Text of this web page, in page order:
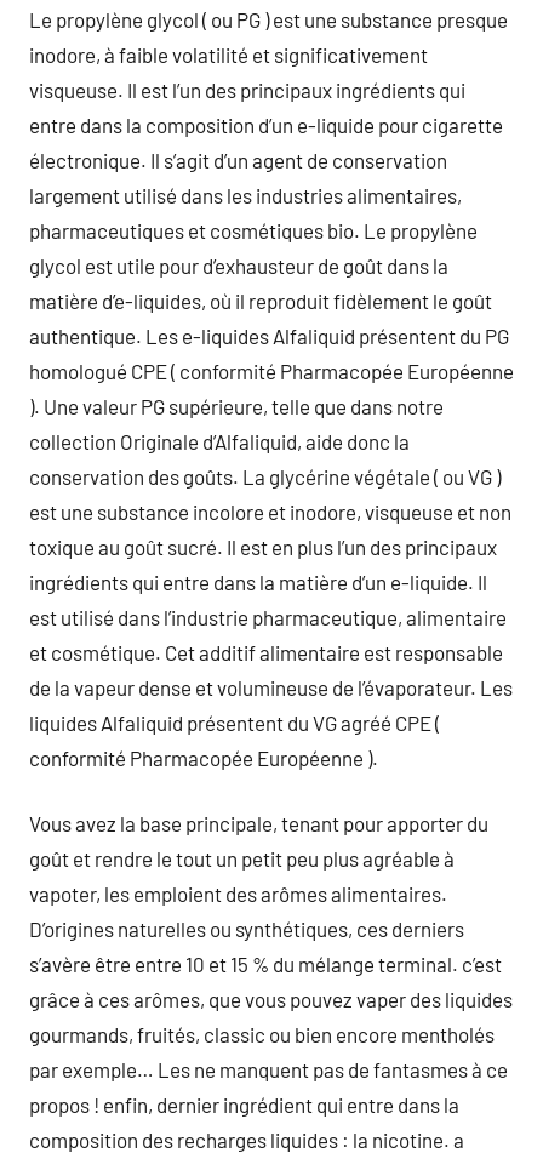
Le propylène glycol ( ou PG ) est une substance presque
inodore, à faible volatilité et significativement
visqueuse. Il est l’un des principaux ingrédients qui
entre dans la composition d’un e-liquide pour cigarette
électronique. Il s’agit d’un agent de conservation
largement utilisé dans les industries alimentaires,
pharmaceutiques et cosmétiques bio. Le propylène
glycol est utile pour d’exhausteur de goût dans la
matière d’e-liquides, où il reproduit fidèlement le goût
authentique. Les e-liquides Alfaliquid présentent du PG
homologué CPE ( conformité Pharmacopée Européenne
). Une valeur PG supérieure, telle que dans notre
collection Originale d’Alfaliquid, aide donc la
conservation des goûts. La glycérine végétale ( ou VG )
est une substance incolore et inodore, visqueuse et non
toxique au goût sucré. Il est en plus l’un des principaux
ingrédients qui entre dans la matière d’un e-liquide. Il
est utilisé dans l’industrie pharmaceutique, alimentaire
et cosmétique. Cet additif alimentaire est responsable
de la vapeur dense et volumineuse de l’évaporateur. Les
liquides Alfaliquid présentent du VG agréé CPE (
conformité Pharmacopée Européenne ).
Vous avez la base principale, tenant pour apporter du
goût et rendre le tout un petit peu plus agréable à
vapoter, les emploient des arômes alimentaires.
D’origines naturelles ou synthétiques, ces derniers
s’avère être entre 10 et 15 % du mélange terminal. c’est
grâce à ces arômes, que vous pouvez vaper des liquides
gourmands, fruités, classic ou bien encore mentholés
par exemple… Les ne manquent pas de fantasmes à ce
propos ! enfin, dernier ingrédient qui entre dans la
composition des recharges liquides : la nicotine. a